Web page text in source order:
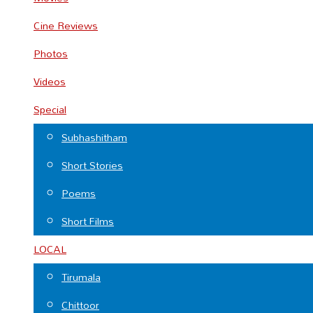
Cine Reviews
Photos
Videos
Special
Subhashitham
Short Stories
Poems
Short Films
LOCAL
Tirumala
Chittoor